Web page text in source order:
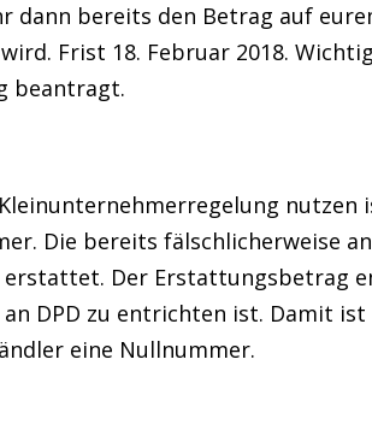
dann bereits den Betrag auf
Frist 18. Februar 2018.
beantragt.
nutzen
Die bereits fälschlicherweise
Der Erstattungsbetrag
DPD zu entrichten ist. Damit
eine Nullnummer.